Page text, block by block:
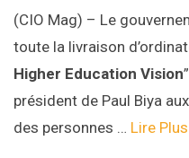
(CIO Mag) – Le
toute la livraison
Higher Education Vision
président de Paul Biya
des personnes … Lire Plus